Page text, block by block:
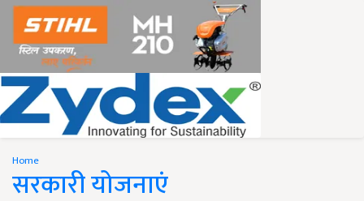
Home
सरकारी योजनाएं